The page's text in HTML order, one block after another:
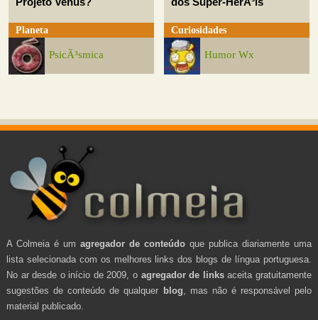
Planeta
PsicÃ³smica
Curiosidades
Humor Wx
A Colmeia é um agregador de conteúdo que publica diariamente uma
lista selecionada com os melhores links dos blogs de língua portuguesa.
No ar desde o início de 2009, o agregador de linksaceita gratuitamente
sugestões de conteúdo de qualquer blog , mas não é responsável pelo
material publicado.